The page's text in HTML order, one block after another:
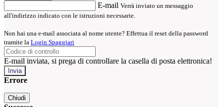
E-mail Verrà inviato un messaggio
all'indirizzo indicato con le istruzioni necessarie.
Non hai una e-mail associata al nome utente? Effettua il reset della password
tramite la Login Spaggiari
E-mail inviata, si prega di controllare la casella di posta elettronica!
Errore
Chiudi